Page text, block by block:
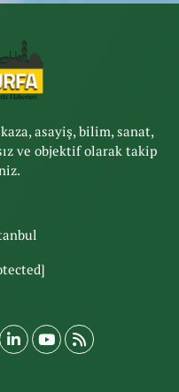
asayiş, bilim, sanat,
ve objektif olarak takip